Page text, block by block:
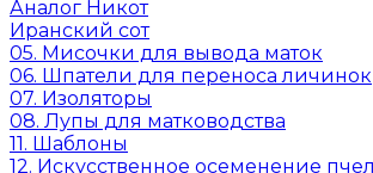
Аналог Никот
Иранский сот
05. Мисочки для вывода маток
06. Шпатели для переноса личинок
07. Изоляторы
08. Лупы для матководства
11. Шаблоны
12. Искусственное осеменение